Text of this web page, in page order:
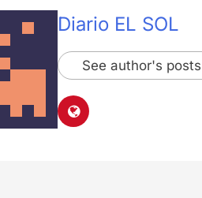
Diario EL SOL
See author's posts